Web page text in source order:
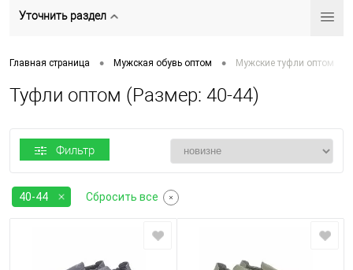
Уточнить раздел
Главная страница • Мужская обувь оптом • Мужские туфли оптом
Туфли оптом (Размер: 40-44)
Фильтр
40-44 Сбросить все